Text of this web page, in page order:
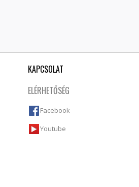
KAPCSOLAT
ELÉRHETŐSÉG
Facebook
Youtube